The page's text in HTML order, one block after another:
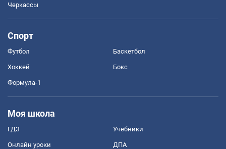
Черкассы
Спорт
Футбол Баскетбол
Хоккей Бокс
Формула-1
Моя школа
ГДЗ Учебники
Онлайн уроки ДПА